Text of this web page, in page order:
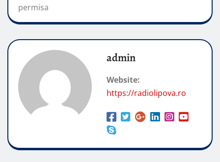
permisa
admin
Website:
https://radiolipova.ro